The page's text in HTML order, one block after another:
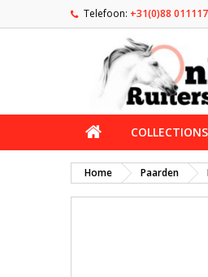
Telefoon: +31(0)88
Home Paarden